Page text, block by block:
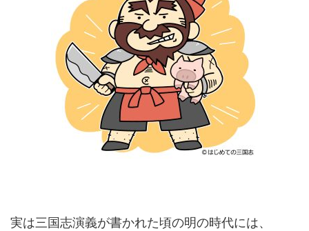
実は三国志演義が書かれた頃の明の時代には、